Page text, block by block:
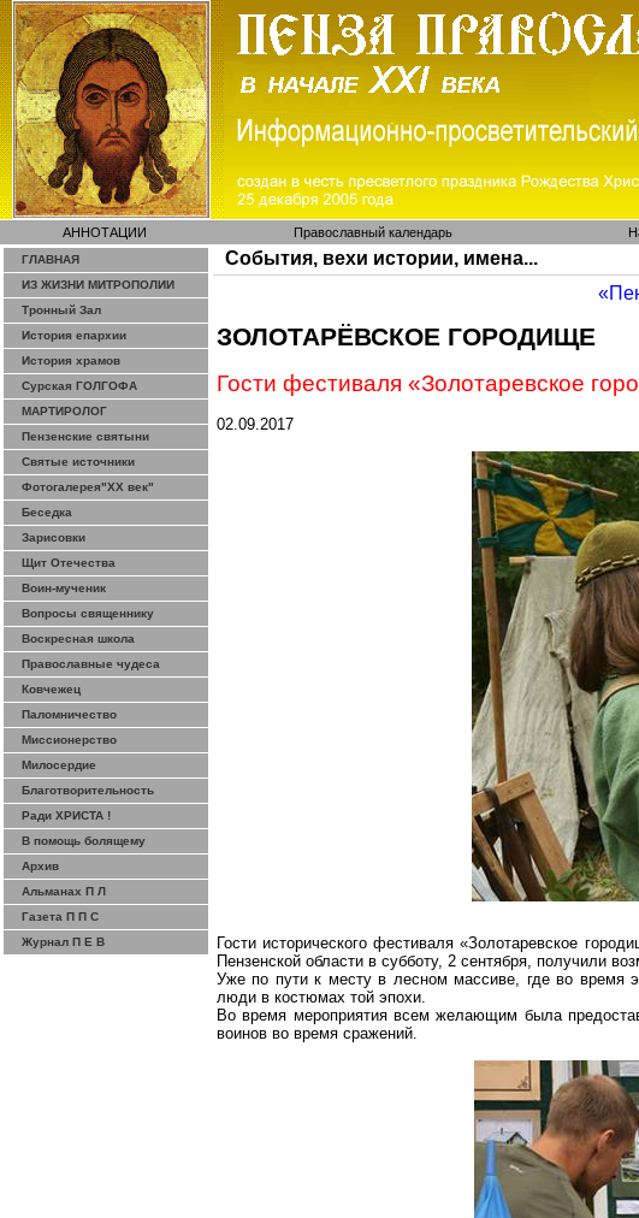
АННОТАЦИИ Православный календарь
ГЛАВНАЯ
ИЗ ЖИЗНИ МИТРОПОЛИИ
Тронный Зал
История епархии
История храмов
Сурская ГОЛГОФА
МАРТИРОЛОГ
Пензенские святыни
Святые источники
Фотогалерея"ХХ век"
Беседка
Зарисовки
Щит Отечества
Воин-мученик
Вопросы священнику
Воскресная школа
Православные чудеса
Ковчежец
Паломничество
Миссионерство
Милосердие
Благотворительность
Ради ХРИСТА !
В помощь болящему
Архив
Альманах П Л
Газета П П С
Журнал П Е В
События, вехи истории, имена...
ЗОЛОТАРЁВСКОЕ ГОРОДИЩЕ
Гости фестиваля «Золотаревское
02.09.2017
Гости исторического фестиваля «Золотаревское
Пензенской области в субботу, 2 сентября, получили
Уже по пути к месту в лесном массиве, где во время
люди в костюмах той эпохи.
Во время мероприятия всем желающим была
воинов во время сражений.